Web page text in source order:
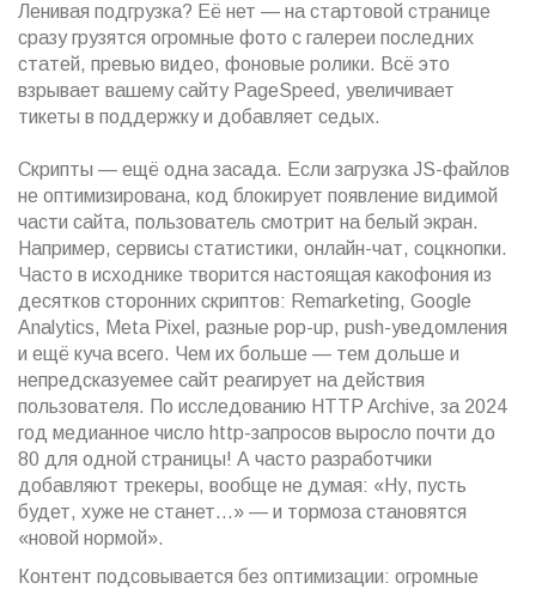
Ленивая подгрузка? Её нет — на стартовой странице
сразу грузятся огромные фото с галереи последних
статей, превью видео, фоновые ролики. Всё это
взрывает вашему сайту PageSpeed, увеличивает
тикеты в поддержку и добавляет седых.
Скрипты — ещё одна засада. Если загрузка JS-файлов
не оптимизирована, код блокирует появление видимой
части сайта, пользователь смотрит на белый экран.
Например, сервисы статистики, онлайн-чат, соцкнопки.
Часто в исходнике творится настоящая какофония из
десятков сторонних скриптов: Remarketing, Google
Analytics, Meta Pixel, разные pop-up, push-уведомления
и ещё куча всего. Чем их больше — тем дольше и
непредсказуемее сайт реагирует на действия
пользователя. По исследованию HTTP Archive, за 2024
год медианное число http-запросов выросло почти до
80 для одной страницы! А часто разработчики
добавляют трекеры, вообще не думая: «Ну, пусть
будет, хуже не станет…» — и тормоза становятся
«новой нормой».
Контент подсовывается без оптимизации: огромные